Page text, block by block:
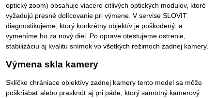
optický zoom) obsahuje viacero citlivých optických modulov, ktoré
vyžadujú presné dolícovanie pri výmene. V servise SLOVIT
diagnostikujeme, ktorý konkrétny objektív je poškodený, a
vymeníme ho za nový diel. Po oprave otestujeme ostrenie,
stabilizáciu aj kvalitu snímok vo všetkých režimoch zadnej kamery.
Výmena skla kamery
Sklíčko chrániace objektívy zadnej kamery tento model sa môže
poškriabať alebo prasknúť aj pri páde, ktorý samotný kamerový